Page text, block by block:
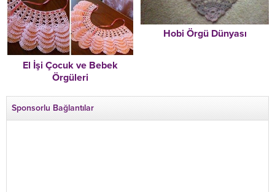
El İşi Çocuk ve Bebek
Örgüleri
Hobi Örgü Dünyası
Sponsorlu Bağlantılar